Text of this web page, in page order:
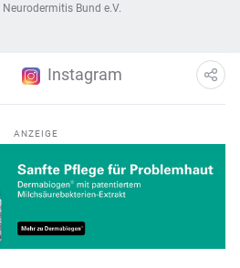
Neurodermitis Bund e.V.
Instagram
ANZEIGE